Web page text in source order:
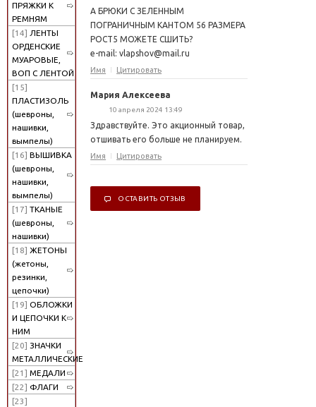
ПРЯЖКИ К
РЕМНЯМ
[14] ЛЕНТЫ
ОРДЕНСКИЕ
МУАРОВЫЕ,
ВОП С ЛЕНТОЙ
[15]
ПЛАСТИЗОЛЬ
(шевроны,
нашивки,
вымпелы)
[16] ВЫШИВКА
(шевроны,
нашивки,
вымпелы)
[17] ТКАНЫЕ
(шевроны,
нашивки)
[18] ЖЕТОНЫ
(жетоны,
резинки,
цепочки)
[19] ОБЛОЖКИ
И ЦЕПОЧКИ К
НИМ
[20] ЗНАЧКИ
МЕТАЛЛИЧЕСКИЕ
[21] МЕДАЛИ
[22] ФЛАГИ
[23]
А БРЮКИ С ЗЕЛЕННЫМ
ПОГРАНИЧНЫМ КАНТОМ 56 РАЗМЕРА
РОСТ5 МОЖЕТЕ СШИТЬ?
e-mail: vlapshov@mail.ru
Имя Цитировать
Мария Алексеева
10 апреля 2024 13:49
Здравствуйте. Это акционный товар,
отшивать его больше не планируем.
Имя Цитировать
ОСТАВИТЬ ОТЗЫВ